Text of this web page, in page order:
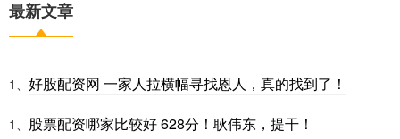
最新文章
1、 好股配资网 一家人拉横幅寻找恩人，真的找到了！
1、 股票配资哪家比较好 628分！耿伟东，提干！